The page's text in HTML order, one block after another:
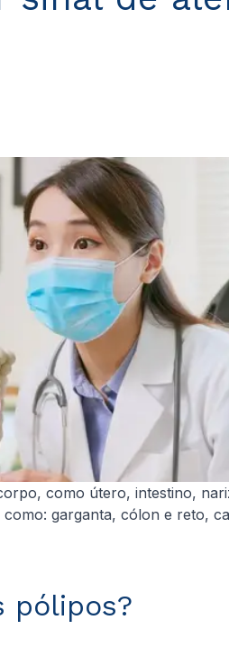
como útero, intestino,
garganta, cólon e reto,
pólipos?